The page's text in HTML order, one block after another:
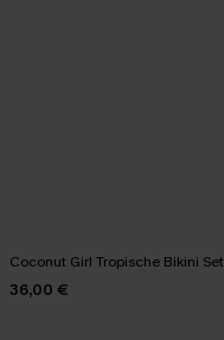
Coconut Girl Tropische Bikini Set
36,00 €